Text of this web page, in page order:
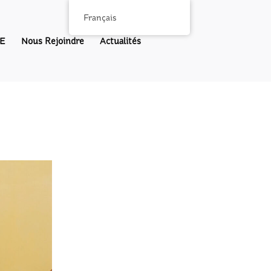
Nous Rejoindre Actualités
Français